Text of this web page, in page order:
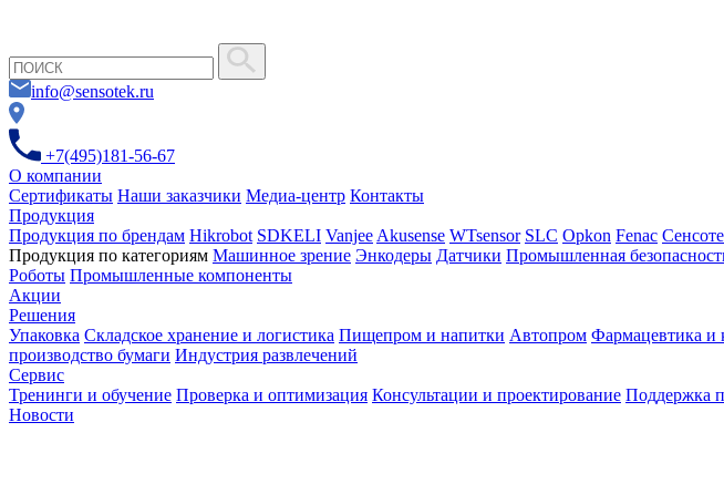
info@sensotek.ru
+7(495)181-56-67
О компании
Сертификаты Наши заказчики Медиа-центр Контакты
Продукция
Продукция по брендам Hikrobot SDKELI Vanjee Akusense WTsensor SLC Opkon Fenac
Продукция по категориям Машинное зрение Энкодеры Датчики Промышленная
Роботы Промышленные компоненты
Акции
Решения
Упаковка Складское хранение и логистика Пищепром и напитки Автопром Фармацевтика и
производство бумаги Индустрия развлечений
Сервис
Тренинги и обучение Проверка и оптимизация Консультации и проектирование Поддержка
Новости